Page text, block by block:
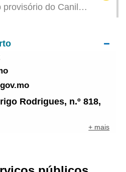
do Canil
Rodrigues, n.º 818,
+ mais